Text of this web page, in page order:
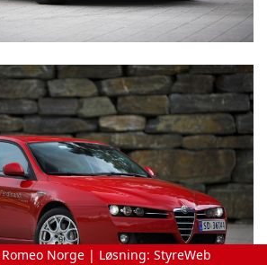
Norge | Løsning: StyreWeb